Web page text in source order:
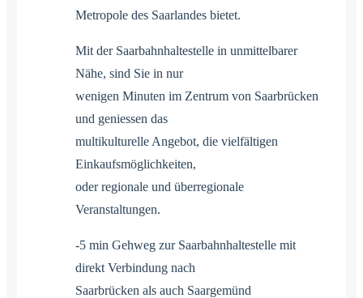
Metropole des Saarlandes bietet.
Mit der Saarbahnhaltestelle in unmittelbarer
Nähe, sind Sie in nur
wenigen Minuten im Zentrum von Saarbrücken
und geniessen das
multikulturelle Angebot, die vielfältigen
Einkaufsmöglichkeiten,
oder regionale und überregionale
Veranstaltungen.
-5 min Gehweg zur Saarbahnhaltestelle mit
direkt Verbindung nach
Saarbrücken als auch Saargemünd